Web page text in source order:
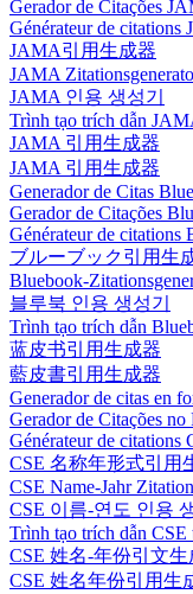
Gerador de Citações
Générateur de citations
JAMA引用生成器
JAMA
JAMA 인용 생성기
Trình tạo trích dẫn
JAMA 引用生成器
JAMA 引用生成器
Generador de Citas
Gerador de Citações
Générateur de citations
ブルーブック引用生
Bluebook-
블루북 인용 생성기
Trình tạo trích dẫn
蓝皮书引用生成器
藍皮書引用生成器
Generador de citas en
Gerador de Citações
Générateur de citations
CSE 名称年形式引用
CSE Name-Jahr
CSE 이름-연도 인용
Trình tạo trích dẫn CSE
CSE 姓名-年份引文生
CSE 姓名年份引用生